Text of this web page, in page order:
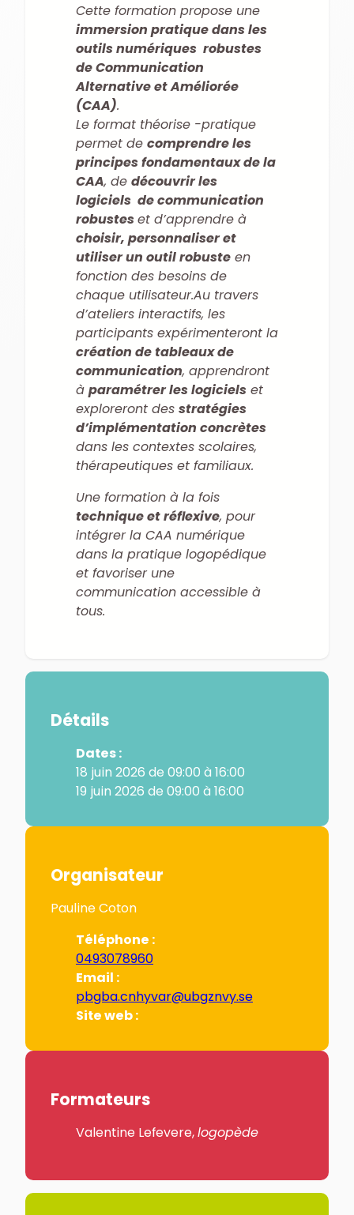
Cette formation propose une
immersion pratique dans les
outils numériques robustes
de Communication
Alternative et Améliorée
(CAA).
Le format théorise -pratique
permet de comprendre les
principes fondamentaux de la
CAA, de découvrir les
logiciels de communication
robustes et d’apprendre à
choisir, personnaliser et
utiliser un outil robuste en
fonction des besoins de
chaque utilisateur.Au travers
d’ateliers interactifs, les
participants expérimenteront la
création de tableaux de
communication, apprendront
à paramétrer les logiciels et
exploreront des stratégies
d’implémentation concrètes
dans les contextes scolaires,
thérapeutiques et familiaux.
Une formation à la fois
technique et réflexive, pour
intégrer la CAA numérique
dans la pratique logopédique
et favoriser une
communication accessible à
tous.
Détails
Dates :
18 juin 2026 de 09:00 à 16:00
19 juin 2026 de 09:00 à 16:00
Organisateur
Pauline Coton
Téléphone :
0493078960
Email :
pbgba.cnhyvar@ubgznvy.se
Site web :
Formateurs
Valentine Lefevere,logopède